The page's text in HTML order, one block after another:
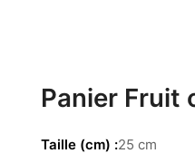
Panier Fruit
Taille (cm) 25 cm